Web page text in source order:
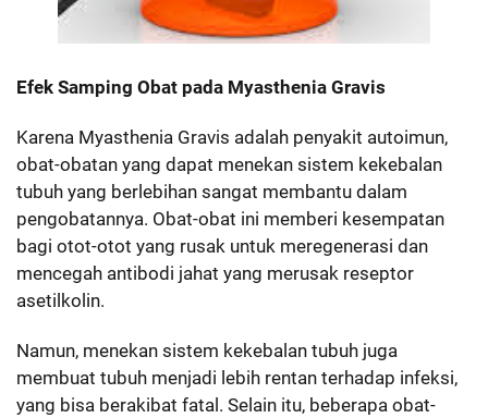
Efek Samping Obat pada Myasthenia Gravis
Karena Myasthenia Gravis adalah penyakit autoimun,
obat-obatan yang dapat menekan sistem kekebalan
tubuh yang berlebihan sangat membantu dalam
pengobatannya. Obat-obat ini memberi kesempatan
bagi otot-otot yang rusak untuk meregenerasi dan
mencegah antibodi jahat yang merusak reseptor
asetilkolin.
Namun, menekan sistem kekebalan tubuh juga
membuat tubuh menjadi lebih rentan terhadap infeksi,
yang bisa berakibat fatal. Selain itu, beberapa obat-